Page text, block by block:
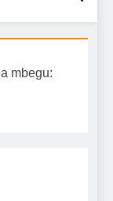
kwa Kiswahili,
mbegu: